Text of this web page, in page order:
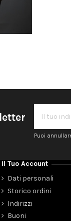
Puoi
Il Tuo Account
Dati personali
Storico ordini
Indirizzi
Buoni